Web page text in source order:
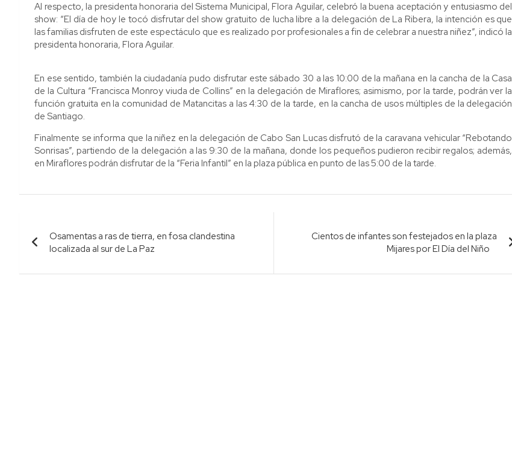
Al respecto, la presidenta honoraria del Sistema Municipal, Flora Aguilar, celebró la buena aceptación y entusiasmo del
show: “El día de hoy le tocó disfrutar del show gratuito de lucha libre a la delegación de La Ribera, la intención es que
las familias disfruten de este espectáculo que es realizado por profesionales a fin de celebrar a nuestra niñez”, indicó la
presidenta honoraria, Flora Aguilar.
En ese sentido, también la ciudadanía pudo disfrutar este sábado 30 a las 10:00 de la mañana en la cancha de la Casa
de la Cultura “Francisca Monroy viuda de Collins” en la delegación de Miraflores; asimismo, por la tarde, podrán ver la
función gratuita en la comunidad de Matancitas a las 4:30 de la tarde, en la cancha de usos múltiples de la delegación
de Santiago.
Finalmente se informa que la niñez en la delegación de Cabo San Lucas disfrutó de la caravana vehicular “Rebotando
Sonrisas”, partiendo de la delegación a las 9:30 de la mañana, donde los pequeños pudieron recibir regalos; además,
en Miraflores podrán disfrutar de la “Feria Infantil” en la plaza pública en punto de las 5:00 de la tarde.
Navegación
de
entradas
Osamentas a ras de tierra, en fosa clandestina
localizada al sur de La Paz
Cientos de infantes son festejados en la plaza
Mijares por El Día del Niño